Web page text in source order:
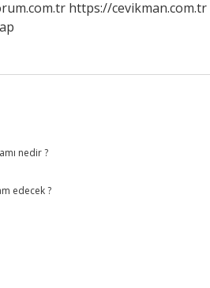
https://cevikman.com.tr
nedir ?
edecek ?